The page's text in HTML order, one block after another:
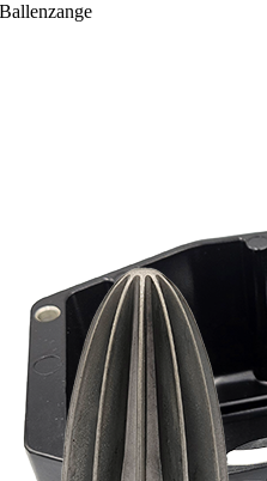
Ballenzange